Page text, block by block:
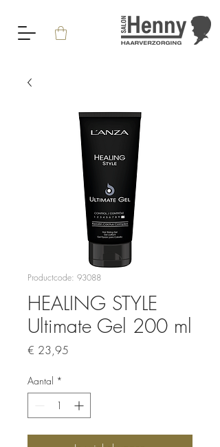
Productcode: 93088
HEALING STYLE
Ultimate Gel 200 ml
€ 23,95
Aantal *